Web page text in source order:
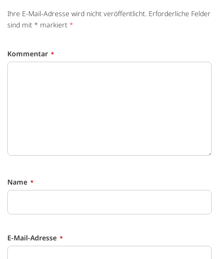
Ihre E-Mail-Adresse wird nicht veröffentlicht. Erforderliche Felder
sind mit * markiert *
Kommentar
Name
E-Mail-Adresse